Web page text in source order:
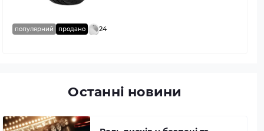
популярний продано 24
Останні новини